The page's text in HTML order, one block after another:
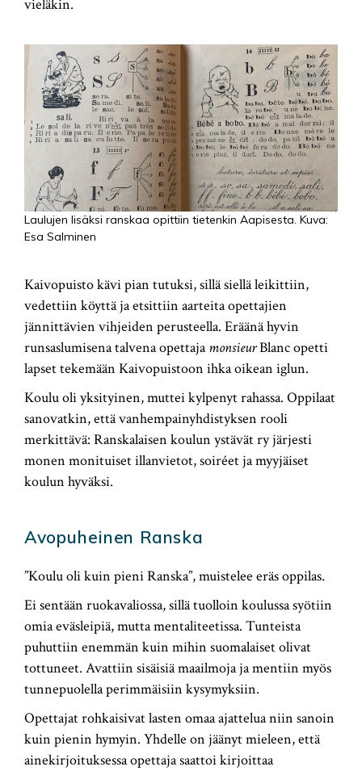
vieläkin.
Laulujen lisäksi ranskaa opittiin tietenkin Aapisesta. Kuva:
Esa Salminen
Kaivopuisto kävi pian tutuksi, sillä siellä leikittiin,
vedettiin köyttä ja etsittiin aarteita opettajien
jännittävien vihjeiden perusteella. Eräänä hyvin
runsaslumisena talvena opettajamonsieurBlanc opetti
lapset tekemään Kaivopuistoon ihka oikean iglun.
Koulu oli yksityinen, muttei kylpenyt rahassa. Oppilaat
sanovatkin, että vanhempainyhdistyksen rooli
merkittävä: Ranskalaisen koulun ystävät ry järjesti
monen monituiset illanvietot, soiréet ja myyjäiset
koulun hyväksi.
Avopuheinen Ranska
”Koulu oli kuin pieni Ranska”, muistelee eräs oppilas.
Ei sentään ruokavaliossa, sillä tuolloin koulussa syötiin
omia eväsleipiä, mutta mentaliteetissa. Tunteista
puhuttiin enemmän kuin mihin suomalaiset olivat
tottuneet. Avattiin sisäisiä maailmoja ja mentiin myös
tunnepuolella perimmäisiin kysymyksiin.
Opettajat rohkaisivat lasten omaa ajattelua niin sanoin
kuin pienin hymyin. Yhdelle on jäänyt mieleen, että
ainekirjoituksessa opettaja saattoi kirjoittaa